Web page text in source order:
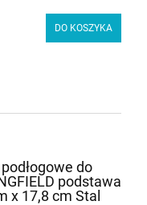
DO KOSZYKA
do
podstawa
x 17,8 cm Stal